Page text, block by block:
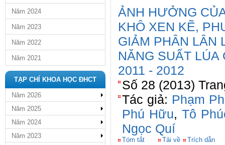
Năm 2024
Năm 2023
Năm 2022
Năm 2021
TẠP CHÍ KHOA HỌC ĐHCT
Năm 2026
Năm 2025
Năm 2024
Năm 2023
ẢNH HƯỞNG
KHÔ XEN KẼ,
GIẢM PHÂN LÂN
NĂNG SUẤT
2011 - 2012
Số 28 (2013)
Tác giả: Phạm
Phú Hữu, Tô
Ngọc Quí
Tóm tắt Tải về Trích dẫn